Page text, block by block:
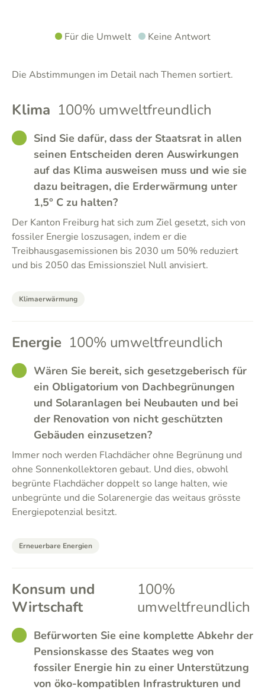
Für die Umwelt Keine Antwort
Die Abstimmungen im Detail nach Themen sortiert.
Klima 100% umweltfreundlich
GOODSind Sie dafür, dass der Staatsrat in allen
seinen Entscheiden deren Auswirkungen
auf das Klima ausweisen muss und wie sie
dazu beitragen, die Erderwärmung unter
1,5° C zu halten?
Der Kanton Freiburg hat sich zum Ziel gesetzt, sich von
fossiler Energie loszusagen, indem er die
Treibhausgasemissionen bis 2030 um 50% reduziert
und bis 2050 das Emissionsziel Null anvisiert.
Klimaerwärmung
Energie 100% umweltfreundlich
GOODWären Sie bereit, sich gesetzgeberisch für
ein Obligatorium von Dachbegrünungen
und Solaranlagen bei Neubauten und bei
der Renovation von nicht geschützten
Gebäuden einzusetzen?
Immer noch werden Flachdächer ohne Begrünung und
ohne Sonnenkollektoren gebaut. Und dies, obwohl
begrünte Flachdächer doppelt so lange halten, wie
unbegrünte und die Solarenergie das weitaus grösste
Energiepotenzial besitzt.
Erneuerbare Energien
Konsum und
Wirtschaft
100%
umweltfreundlich
GOODBefürworten Sie eine komplette Abkehr der
Pensionskasse des Staates weg von
fossiler Energie hin zu einer Unterstützung
von öko-kompatiblen Infrastrukturen und